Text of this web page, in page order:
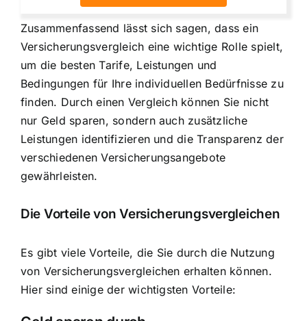
Zusammenfassend lässt sich sagen, dass ein
Versicherungsvergleich eine wichtige Rolle spielt,
um die besten Tarife, Leistungen und
Bedingungen für Ihre individuellen Bedürfnisse zu
finden. Durch einen Vergleich können Sie nicht
nur Geld sparen, sondern auch zusätzliche
Leistungen identifizieren und die Transparenz der
verschiedenen Versicherungsangebote
gewährleisten.
Die Vorteile von Versicherungsvergleichen
Es gibt viele Vorteile, die Sie durch die Nutzung
von Versicherungsvergleichen erhalten können.
Hier sind einige der wichtigsten Vorteile: